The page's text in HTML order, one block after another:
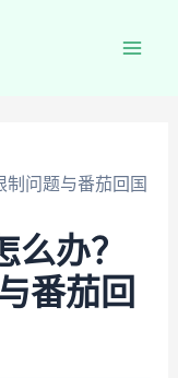
问题与番茄回国
办？
番茄回